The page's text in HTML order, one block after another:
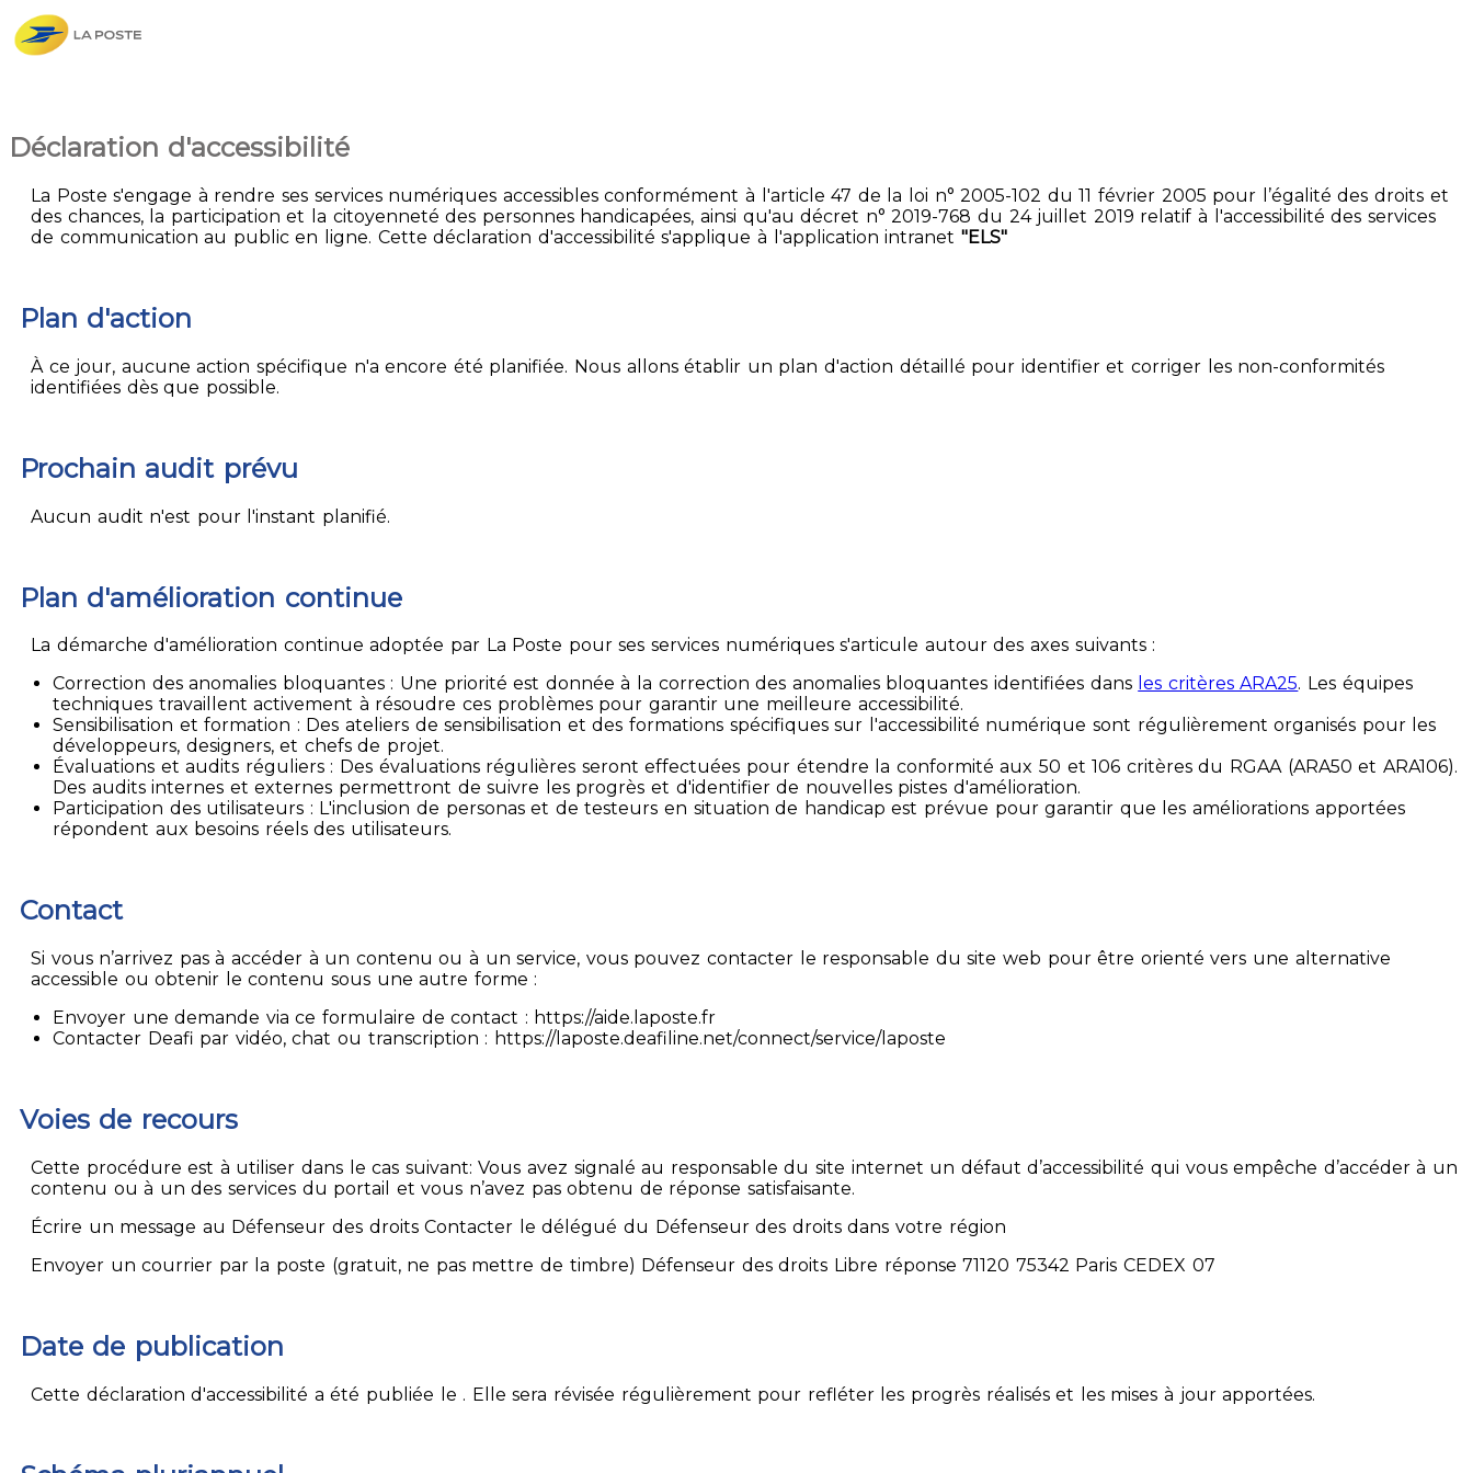
Déclaration d'accessibilité
La Poste s'engage à rendre ses services numériques accessibles conformément à l'article 47 de la loi n° 2005-102 du 11 février 2005 pour l’égalité des droits et
des chances, la participation et la citoyenneté des personnes handicapées, ainsi qu'au décret n° 2019-768 du 24 juillet 2019 relatif à l'accessibilité des services
de communication au public en ligne. Cette déclaration d'accessibilité s'applique à l'application intranet "ELS"
Plan d'action
À ce jour, aucune action spécifique n'a encore été planifiée. Nous allons établir un plan d'action détaillé pour identifier et corriger les non-conformités
identifiées dès que possible.
Prochain audit prévu
Aucun audit n'est pour l'instant planifié.
Plan d'amélioration continue
La démarche d'amélioration continue adoptée par La Poste pour ses services numériques s'articule autour des axes suivants :
Correction des anomalies bloquantes : Une priorité est donnée à la correction des anomalies bloquantes identifiées dans les critères ARA25. Les équipes
techniques travaillent activement à résoudre ces problèmes pour garantir une meilleure accessibilité.
Sensibilisation et formation : Des ateliers de sensibilisation et des formations spécifiques sur l'accessibilité numérique sont régulièrement organisés pour les
développeurs, designers, et chefs de projet.
Évaluations et audits réguliers : Des évaluations régulières seront effectuées pour étendre la conformité aux 50 et 106 critères du RGAA (ARA50 et ARA106).
Des audits internes et externes permettront de suivre les progrès et d'identifier de nouvelles pistes d'amélioration.
Participation des utilisateurs : L'inclusion de personas et de testeurs en situation de handicap est prévue pour garantir que les améliorations apportées
répondent aux besoins réels des utilisateurs.
Contact
Si vous n’arrivez pas à accéder à un contenu ou à un service, vous pouvez contacter le responsable du site web pour être orienté vers une alternative
accessible ou obtenir le contenu sous une autre forme :
Envoyer une demande via ce formulaire de contact : https://aide.laposte.fr
Contacter Deafi par vidéo, chat ou transcription : https://laposte.deafiline.net/connect/service/laposte
Voies de recours
Cette procédure est à utiliser dans le cas suivant: Vous avez signalé au responsable du site internet un défaut d’accessibilité qui vous empêche d’accéder à un
contenu ou à un des services du portail et vous n’avez pas obtenu de réponse satisfaisante.
Écrire un message au Défenseur des droits Contacter le délégué du Défenseur des droits dans votre région
Envoyer un courrier par la poste (gratuit, ne pas mettre de timbre) Défenseur des droits Libre réponse 71120 75342 Paris CEDEX 07
Date de publication
Cette déclaration d'accessibilité a été publiée le . Elle sera révisée régulièrement pour refléter les progrès réalisés et les mises à jour apportées.